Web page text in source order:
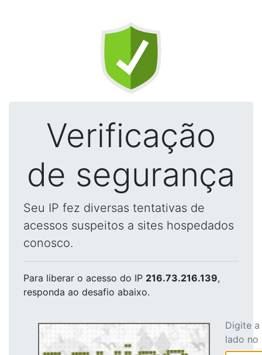
Verificação
de segurança
Seu IP fez diversas tentativas de
acessos suspeitos a sites hospedados
conosco.
Para liberar o acesso do IP 216.73.216.139,
responda ao desafio abaixo.
Digite
lado no